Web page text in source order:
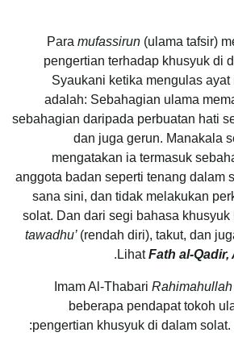
Para mufassirun (ulama tafsir)
pengertian terhadap khusyuk di
Syaukani ketika mengulas
adalah: Sebahagian ulama
sebahagian daripada perbuatan hati
dan juga gerun. Manakala
mengatakan ia termasuk
anggota badan seperti tenang dalam
sana sini, dan tidak melakukan
solat. Dan dari segi bahasa khusyuk
tawadhu’ (rendah diri), takut, dan
LihatFath al-Qadir,
.
Imam Al-Thabari Rahimahullah
beberapa pendapat tokoh
pengertian khusyuk di dalam solat.